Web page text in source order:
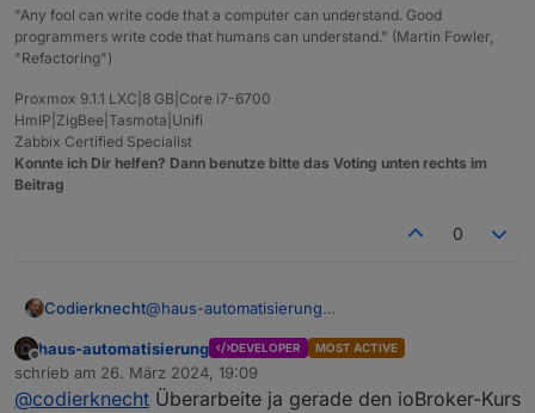
"Any fool can write code that a computer can understand. Good
programmers write code that humans can understand." (Martin Fowler,
"Refactoring")
Proxmox 9.1.1 LXC|8 GB|Core i7-6700
HmIP|ZigBee|Tasmota|Unifi
Zabbix Certified Specialist
Konnte ich Dir helfen? Dann benutze bitte das Voting unten rechts im
Beitrag
0
Codierknecht@haus-automatisierung
Offline
haus-automatisierung DEVELOPER MOST ACTIVE
schrieb am 26. März 2024, 19:09
zuletzt editiert von
@codierknecht Überarbeite ja gerade den ioBroker-Kurs